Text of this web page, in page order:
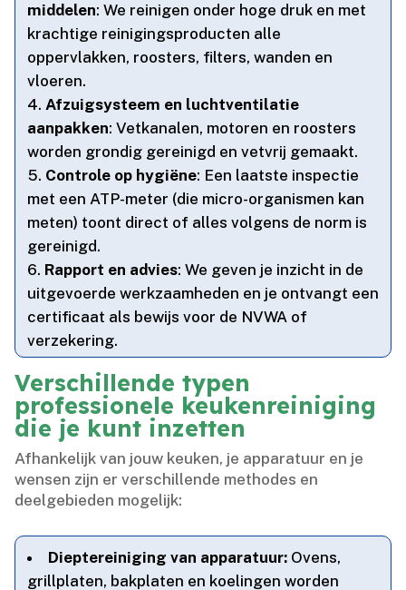
middelen: We reinigen onder hoge druk en met
krachtige reinigingsproducten alle
oppervlakken, roosters, filters, wanden en
vloeren.​
Afzuigsysteem en luchtventilatie
aanpakken: Vetkanalen, motoren en roosters
worden grondig gereinigd en vetvrij gemaakt.​
Controle op hygiëne: Een laatste inspectie
met een ATP-meter (die micro-organismen kan
meten) toont direct of alles volgens de norm is
gereinigd.​
Rapport en advies: We geven je inzicht in de
uitgevoerde werkzaamheden en je ontvangt een
certificaat als bewijs voor de NVWA of
verzekering.​
Verschillende typen
professionele keukenreiniging
die je kunt inzetten
Afhankelijk van jouw keuken, je apparatuur en je
wensen zijn er verschillende methodes en
deelgebieden mogelijk:
Dieptereiniging van apparatuur: Ovens,
grillplaten, bakplaten en koelingen worden